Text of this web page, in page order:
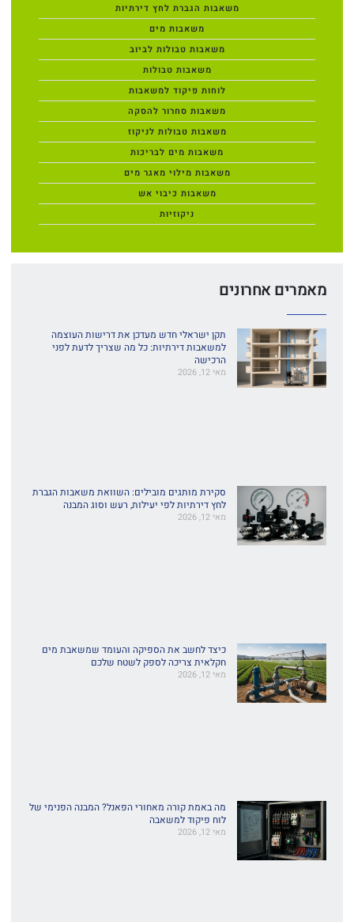
משאבות הגברת לחץ דירתיות
משאבות מים
משאבות טבולות לביוב
משאבות טבולות
לוחות פיקוד למשאבות
משאבות סחרור להסקה
משאבות טבולות לניקוז
משאבות מים לבריכות
משאבות מילוי מאגר מים
משאבות כיבוי אש
ניקוזיות
מאמרים אחרונים
תקן ישראלי חדש מעדכן את דרישות העוצמה
למשאבות דירתיות: כל מה שצריך לדעת לפני
הרכישה
מאי 12, 2026
סקירת מותגים מובילים: השוואת משאבות הגברת
לחץ דירתיות לפי יעילות, רעש וסוג המבנה
מאי 12, 2026
כיצד לחשב את הספיקה והעומד שמשאבת מים
חקלאית צריכה לספק לשטח שלכם
מאי 12, 2026
מה באמת קורה מאחורי הפאנל? המבנה הפנימי של
לוח פיקוד למשאבה
מאי 12, 2026